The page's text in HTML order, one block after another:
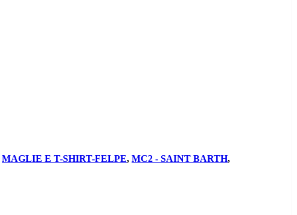
MAGLIE E T-SHIRT-FELPE, MC2 - SAINT BARTH,